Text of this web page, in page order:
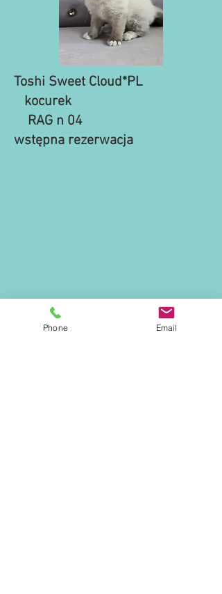
Toshi Sweet Cloud*PL
kocurek
​ RAG n 04
​wstępna rezerwacja
Phone Email